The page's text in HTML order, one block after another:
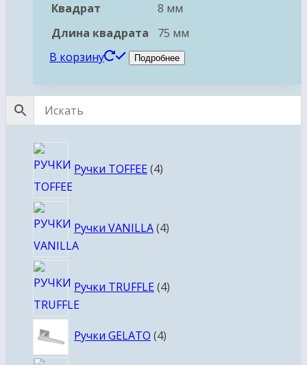
Квадрат
8 мм
Длина квадрата
75 мм
В корзину
Подробнее
Ручки TOFFEE 4товара
Ручки VANILLA 4товара
Ручки TRUFFLE 4товара
Ручки GELATO 44